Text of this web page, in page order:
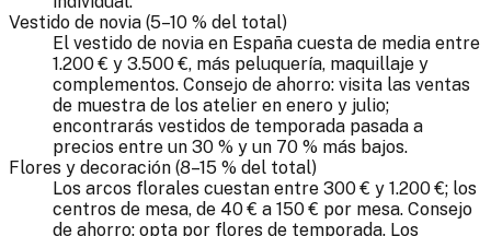
Vestido de novia (5–10 % del total)
El vestido de novia en España cuesta de media entre
1.200 € y 3.500 €, más peluquería, maquillaje y
complementos. Consejo de ahorro: visita las ventas
de muestra de los atelier en enero y julio;
encontrarás vestidos de temporada pasada a
precios entre un 30 % y un 70 % más bajos.
Flores y decoración (8–15 % del total)
Los arcos florales cuestan entre 300 € y 1.200 €; los
centros de mesa, de 40 € a 150 € por mesa. Consejo
de ahorro: opta por flores de temporada. Los